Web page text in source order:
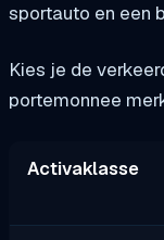
sportauto en een
Kies je de
portemonnee
Activaklasse